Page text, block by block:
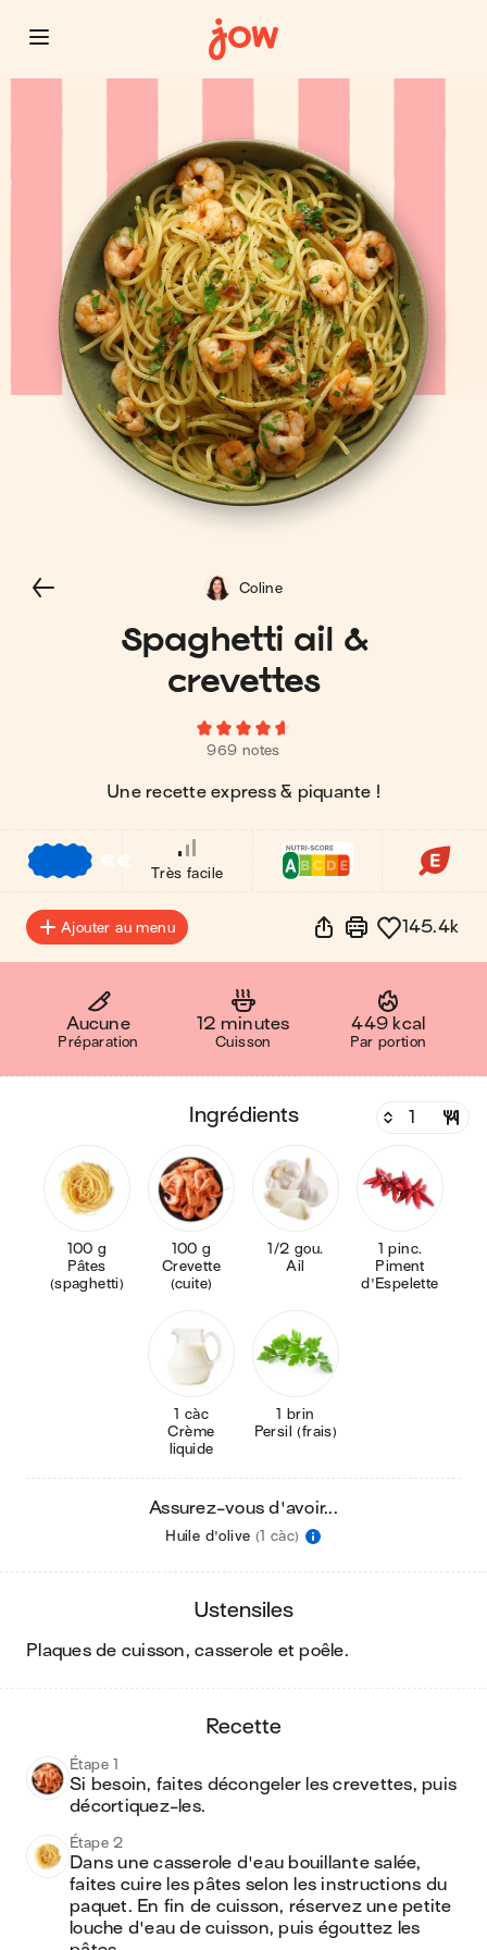
Spaghetti ail &
crevettes
969 notes
Une recette express & piquante !
Coline
€€
Très facile
Ajouter au menu 145.4k
Aucune
Préparation
12 minutes
Cuisson
449 kcal
Par portion
ingrédients
100 g
Pâtes
(spaghetti)
100 g
Crevette
(cuite)
1/2 gou.
Ail
1 pinc.
Piment
d'Espelette
1 càc
Crème
liquide
1 brin
Persil (frais)
Assurez-vous d'avoir...
Huile d'olive (1 càc)
ustensiles
plaques de cuisson, casserole et poêle.
recette
Étape 1
Si besoin, faites décongeler les crevettes, puis
décortiquez-les.
Étape 2
Dans une casserole d'eau bouillante salée,
faites cuire les pâtes selon les instructions du
paquet. En fin de cuisson, réservez une petite
louche d'eau de cuisson, puis égouttez les